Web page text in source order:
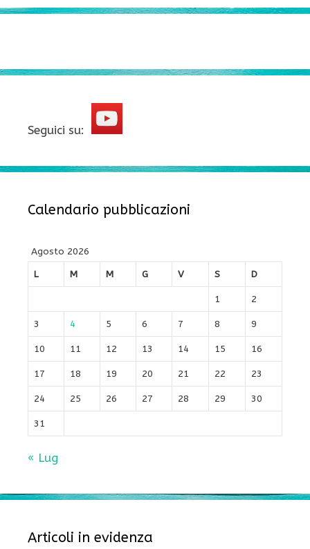
Seguici su:
Calendario pubblicazioni
Agosto 2026
L
M M G V S D
1 2
3 4 5 6 7 8 9
10 11 12 13 14 15 16
17 18 19 20 21 22 23
24 25 26 27 28 29 30
31
« Lug
Articoli in evidenza